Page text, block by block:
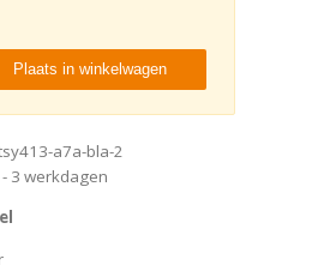
Plaats in winkelwagen
a7a-bla-2
- 3 werkdagen